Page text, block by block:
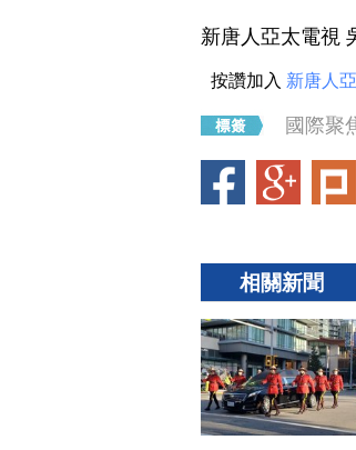
新唐人亞太電視
按讚加入 新唐人
國際聚
相關新聞